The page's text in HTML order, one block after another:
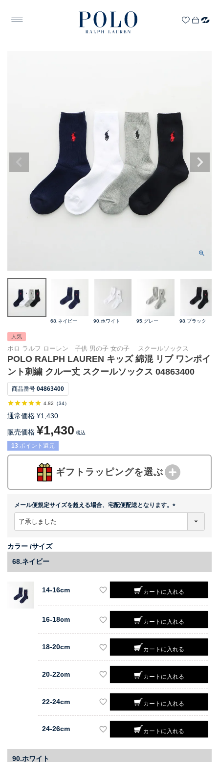
68.ネイビー 90.ホワイト 95.グレー 98.ブラック
人気
ポロ ラルフ ローレン 子供 男の子 女の子 スクールソックス
POLO RALPH LAUREN キッズ 綿混 リブ ワンポイ
ント刺繍 クルー丈 スクールソックス 04863400
商品番号 04863400
4.82 （34）
通常価格 ¥1,430
販売価格 ¥1,430 税込
13 ポイント還元
ギフトラッピングを選ぶ
メール便規定サイズを超える場合、宅配便配送となります。
カラー サイズ
68.ネイビー
14-16cm カートに入れる
16-18cm カートに入れる
18-20cm カートに入れる
20-22cm カートに入れる
22-24cm カートに入れる
24-26cm カートに入れる
90.ホワイト